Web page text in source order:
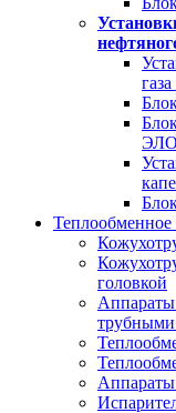
Теплообменное
головкой